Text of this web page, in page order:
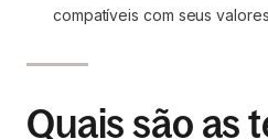
compatíveis com seus
Quais são as